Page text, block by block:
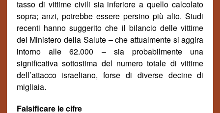
tasso di vittime civili sia inferiore a quello calcolato
sopra; anzi, potrebbe essere persino più alto. Studi
recenti hanno suggerito che il bilancio delle vittime
del Ministero della Salute –che attualmente si aggira
intorno alle 62.000 – sia probabilmente una
significativa sottostima del numero totale di vittime
dell’attacco israeliano, forse di diverse decine di
migliaia.
Falsificare le cifre